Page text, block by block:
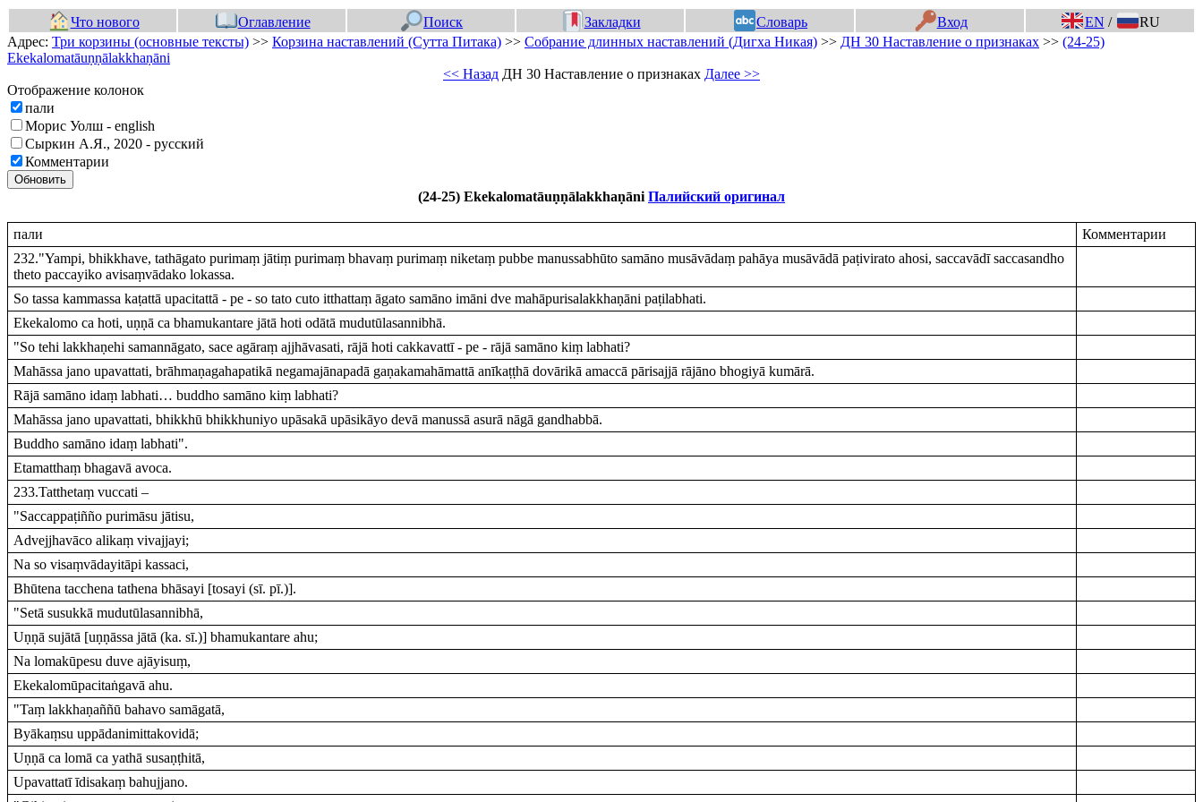
Что нового Оглавление Поиск Закладки Словарь Вход EN /
RU
Адрес: Три корзины (основные тексты) >> Корзина наставлений (Сутта Питака) >> Собрание длинных наставлений (Дигха Никая) >> ДН 30 Наставление о признаках >> (24-25)
Ekekalomatāuṇṇālakkhaṇāni
<< Назад ДН 30 Наставление о признаках Далее >>
Отображение колонок
пали
Морис Уолш - english
Сыркин А.Я., 2020 - русский
Комментарии
Обновить
(24-25) Ekekalomatāuṇṇālakkhaṇāni Палийский оригинал
пали
Комментарии
232."Yampi, bhikkhave, tathāgato purimaṃ jātiṃ purimaṃ bhavaṃ purimaṃ niketaṃ pubbe manussabhūto samāno musāvādaṃ pahāya musāvādā paṭivirato ahosi, saccavādī saccasandho
theto paccayiko avisaṃvādako lokassa.
So tassa kammassa kaṭattā upacitattā - pe - so tato cuto itthattaṃ āgato samāno imāni dve mahāpurisalakkhaṇāni paṭilabhati.
Ekekalomo ca hoti, uṇṇā ca bhamukantare jātā hoti odātā mudutūlasannibhā.
"So tehi lakkhaṇehi samannāgato, sace agāraṃ ajjhāvasati, rājā hoti cakkavattī - pe - rājā samāno kiṃ labhati?
Mahāssa jano upavattati, brāhmaṇagahapatikā negamajānapadā gaṇakamahāmattā anīkaṭṭhā dovārikā amaccā pārisajjā rājāno bhogiyā kumārā.
Rājā samāno idaṃ labhati… buddho samāno kiṃ labhati?
Mahāssa jano upavattati, bhikkhū bhikkhuniyo upāsakā upāsikāyo devā manussā asurā nāgā gandhabbā.
Buddho samāno idaṃ labhati".
Etamatthaṃ bhagavā avoca.
233.Tatthetaṃ vuccati –
"Saccappaṭiñño purimāsu jātisu,
Advejjhavāco alikaṃ vivajjayi;
Na so visaṃvādayitāpi kassaci,
Bhūtena tacchena tathena bhāsayi [tosayi (sī. pī.)].
"Setā susukkā mudutūlasannibhā,
Uṇṇā sujātā [uṇṇāssa jātā (ka. sī.)] bhamukantare ahu;
Na lomakūpesu duve ajāyisuṃ,
Ekekalomūpacitaṅgavā ahu.
"Taṃ lakkhaṇaññū bahavo samāgatā,
Byākaṃsu uppādanimittakovidā;
Uṇṇā ca lomā ca yathā susaṇṭhitā,
Upavattatī īdisakaṃ bahujjano.